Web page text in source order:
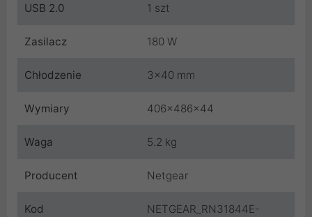
USB 2.0 1 szt
Zasilacz 180 W
Chłodzenie 3x40 mm
Wymiary 406x486x44
Waga 5.2 kg
Producent Netgear
Kod
NETGEAR_RN31844E-